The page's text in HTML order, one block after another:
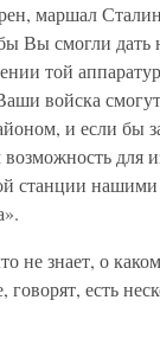
маршал
Вы смогли дать
той
войска
и если бы
для
станции
не знает, о
говорят, есть